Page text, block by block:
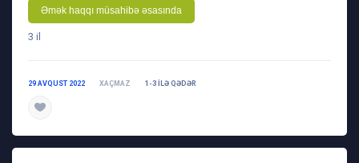
Əmək haqqı müsahibə əsasında
3 il
29 AVQUST 2022 XAÇMAZ 1-3 ILƏ QƏDƏR